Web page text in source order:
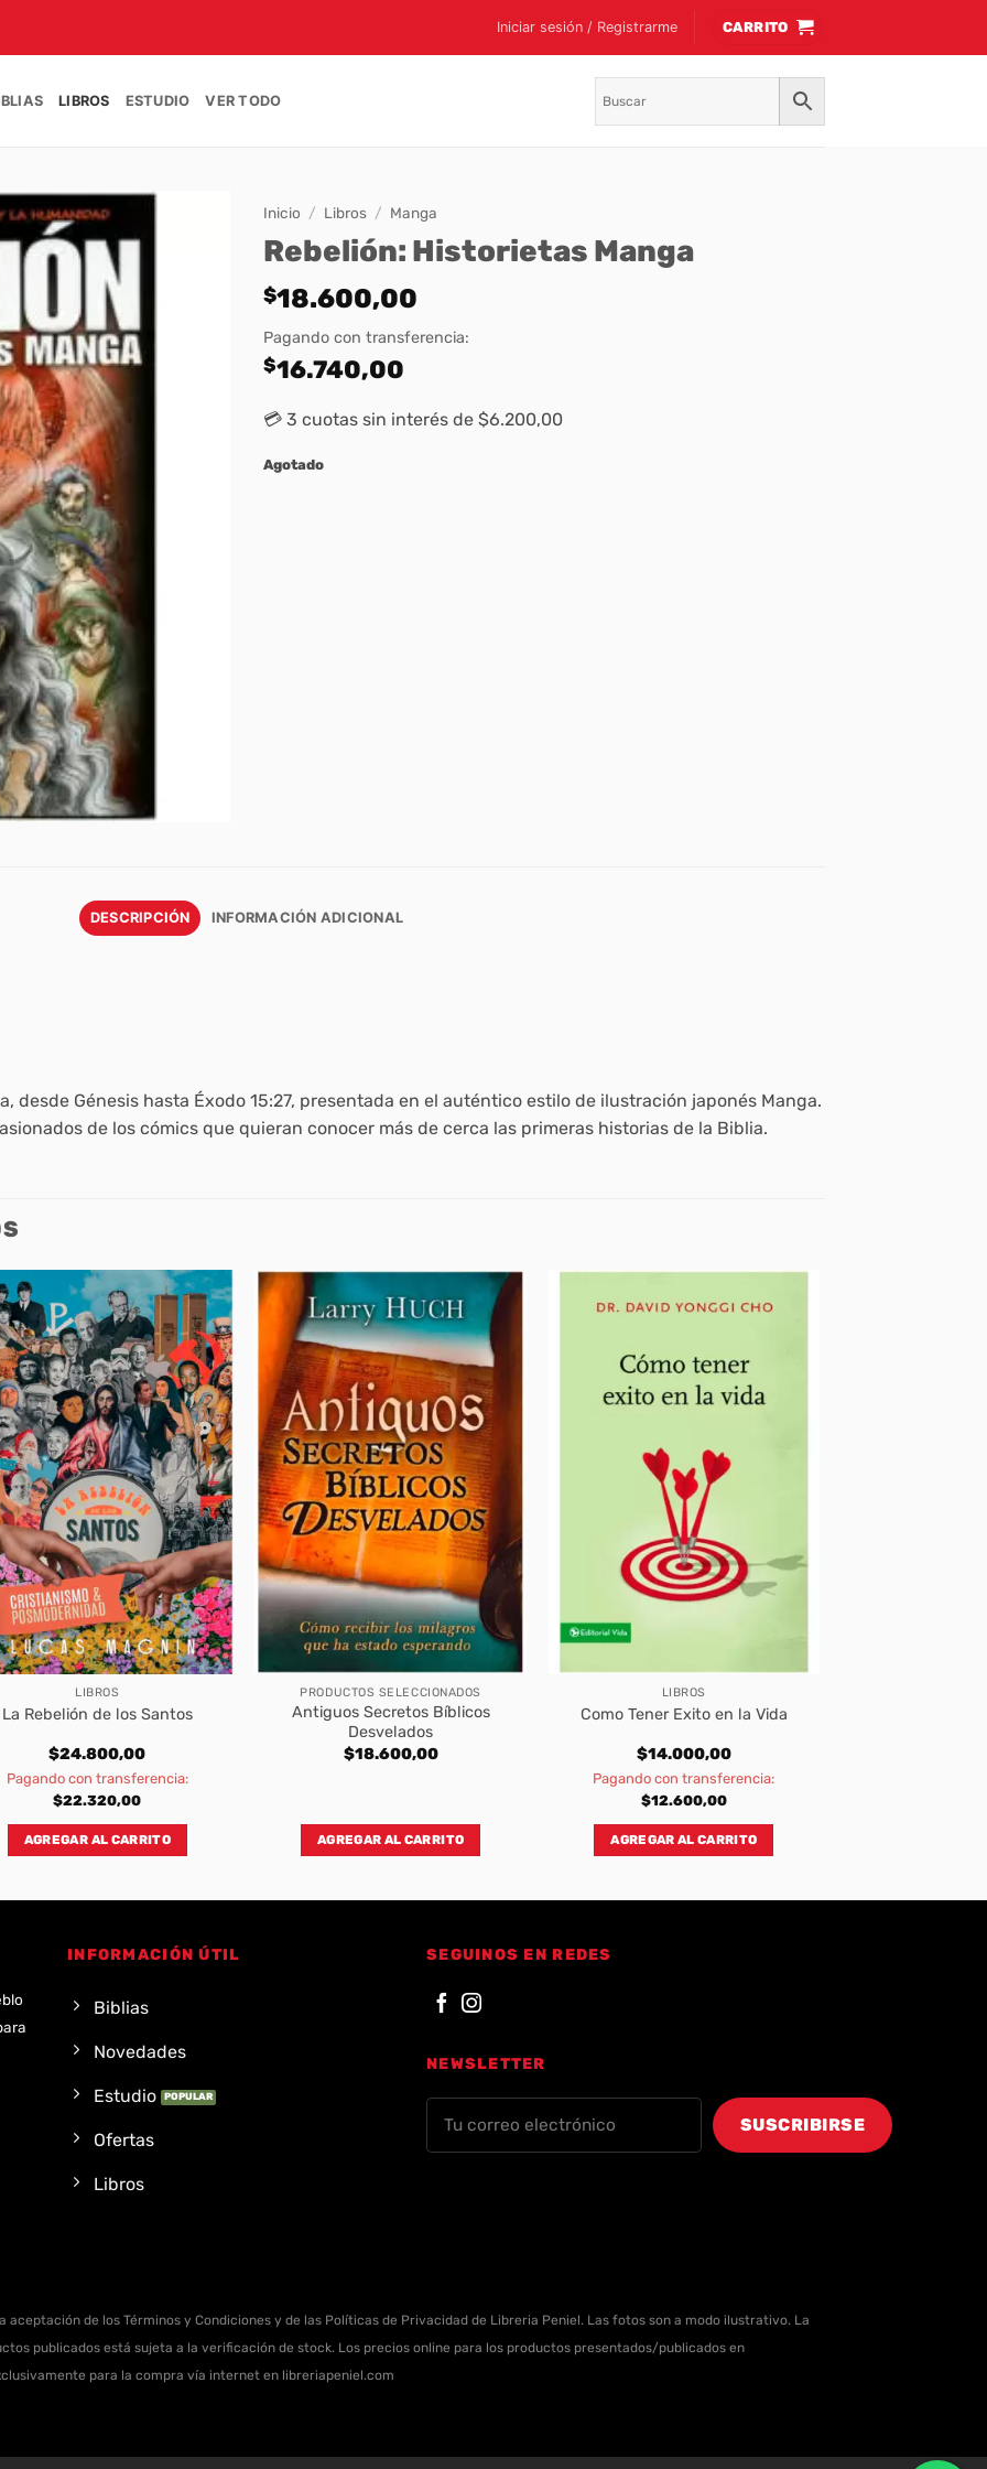
Iniciar sesión / Registrarme CARRITO
LIBROS ESTUDIO VER TODO
Inicio / Libros / Manga
Rebelión: Historietas Manga
$18.600,00
Pagando con transferencia:
$16.740,00
💳 3 cuotas sin interés de $6.200,00
Agotado
DESCRIPCIÓN INFORMACIÓN ADICIONAL
desde Génesis hasta Éxodo 15:27, presentada en el auténtico estilo de ilustración japonés Manga.
de los cómics que quieran conocer más de cerca las primeras historias de la Biblia.
LIBROS
La Rebelión de los Santos
$24.800,00
Pagando con transferencia:
$22.320,00
AGREGAR AL CARRITO
PRODUCTOS SELECCIONADOS
Antiguos Secretos Bíblicos
Desvelados
$18.600,00
AGREGAR AL CARRITO
LIBROS
Como Tener Exito en la Vida
$14.000,00
Pagando con transferencia:
$12.600,00
AGREGAR AL CARRITO
INFORMACIÓN ÚTIL
Biblias
Novedades
Estudio
Ofertas
Libros
SEGUINOS EN REDES
NEWSLETTER
aceptación de los Términos y Condiciones y de las Políticas de Privacidad de Libreria Peniel. Las fotos son a modo ilustrativo. La
publicados está sujeta a la verificación de stock. Los precios online para los productos presentados/publicados en
para la compra vía internet en libreriapeniel.com